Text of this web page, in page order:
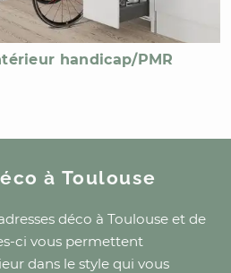
handicap/PMR
à Toulouse
déco à Toulouse et de
ci vous permettent
dans le style qui vous